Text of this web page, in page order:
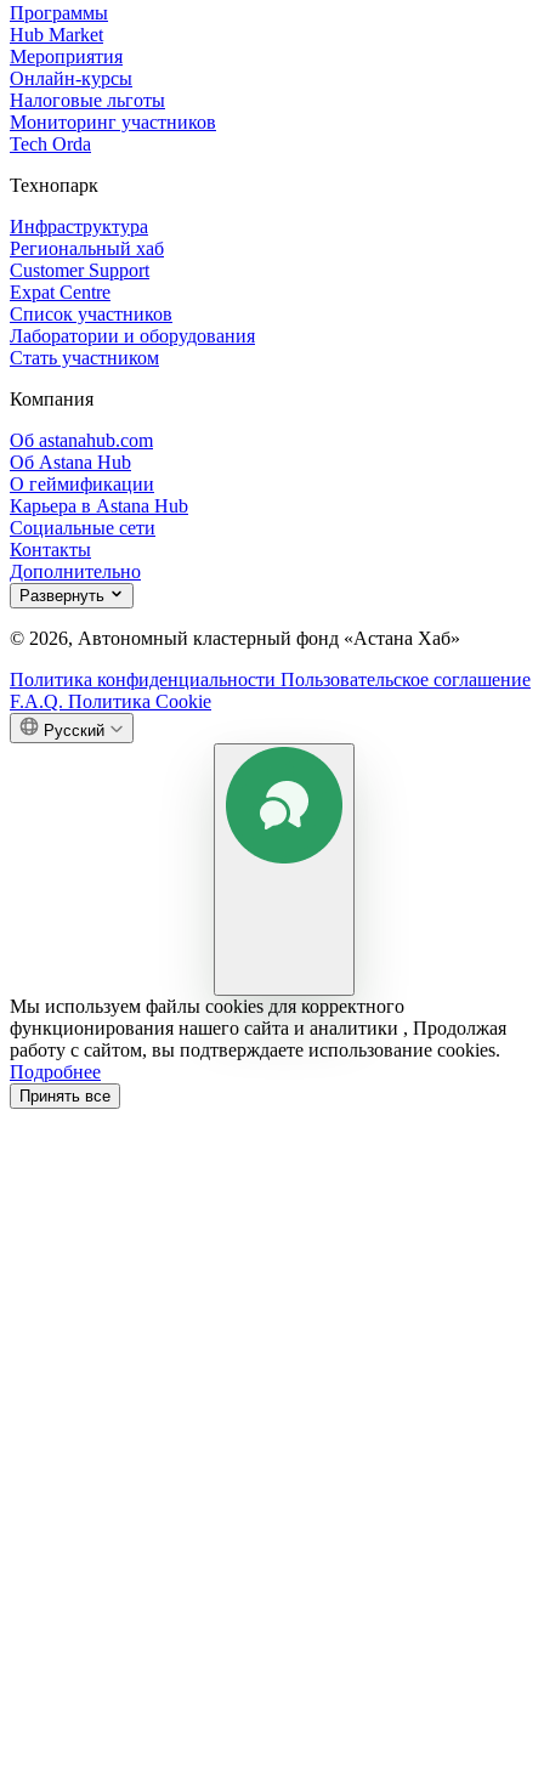
Программы
Hub Market
Мероприятия
Онлайн‑курсы
Налоговые льготы
Мониторинг участников
Tech Orda
Технопарк
Инфраструктура
Региональный хаб
Customer Support
Expat Centre
Список участников
Лаборатории и оборудования
Стать участником
Компания
Об astanahub.com
Об Astana Hub
О геймификации
Карьера в Astana Hub
Социальные сети
Контакты
Дополнительно
Развернуть
© 2026, Автономный кластерный фонд «Астана Хаб»
Политика конфиденциальности Пользовательское соглашение
F.A.Q. Политика Cookie
Русский
Мы используем файлы cookies для корректного
функционирования нашего сайта и аналитики , Продолжая
работу с сайтом, вы подтверждаете использование cookies.
Подробнее
Принять все